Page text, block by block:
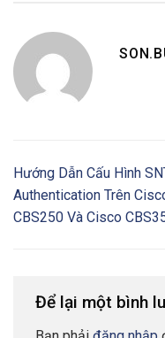
Hướng Dẫn Cấu Hình
Authentication Trên
CBS250 Và Cisco
Để lại một bình